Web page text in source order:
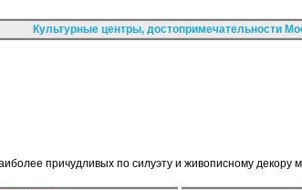
Культурные центры, достопримечательности
причудливых по силуэту и живописному декору